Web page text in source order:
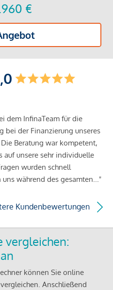
€
dem InfinaTeam für die
bei der Finanzierung unseres
Beratung war kompetent,
auf unsere sehr individuelle
wurden schnell
während des gesamten..."
Kundenbewertungen
vergleichen:
können Sie online
Anschließend